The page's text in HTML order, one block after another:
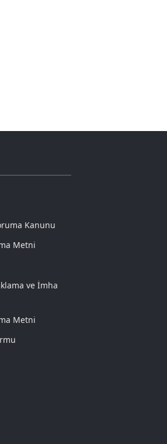
Kanunu
Metni
ve İmha
Metni